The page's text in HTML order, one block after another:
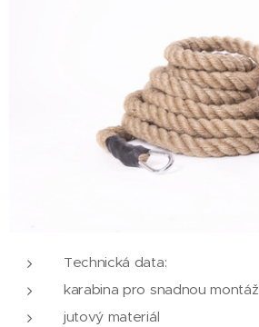
Technická data:
karabina pro snadnou montáž
jutový materiál